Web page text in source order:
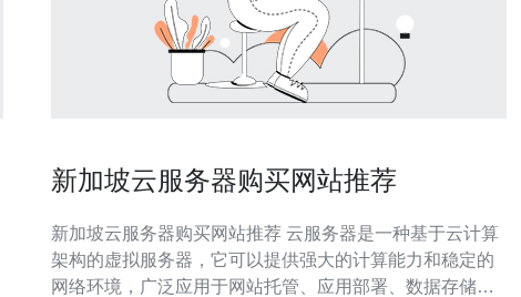
新加坡云服务器购买网站推荐
新加坡云服务器购买网站推荐 云服务器是一种基于云计算
架构的虚拟服务器，它可以提供强大的计算能力和稳定的
网络环境，广泛应用于网站托管、应用部署、数据存储和